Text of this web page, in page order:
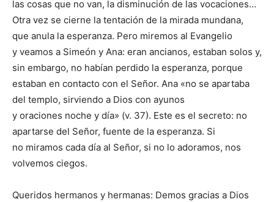
las cosas que no van, la disminución de las vocaciones…
Otra vez se cierne la tentación de la mirada mundana,
que anula la esperanza. Pero miremos al Evangelio
y veamos a Simeón y Ana: eran ancianos, estaban solos y,
sin embargo, no habían perdido la esperanza, porque
estaban en contacto con el Señor. Ana «no se apartaba
del templo, sirviendo a Dios con ayunos
y oraciones noche y día» (v. 37). Este es el secreto: no
apartarse del Señor, fuente de la esperanza. Si
no miramos cada día al Señor, si no lo adoramos, nos
volvemos ciegos.
Queridos hermanos y hermanas: Demos gracias a Dios